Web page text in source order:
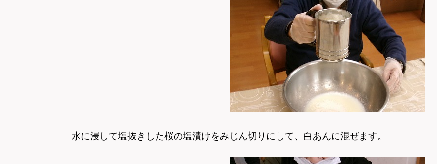
水に浸して塩抜きした桜の塩漬けをみじん切りにして、 白あんに混ぜます。